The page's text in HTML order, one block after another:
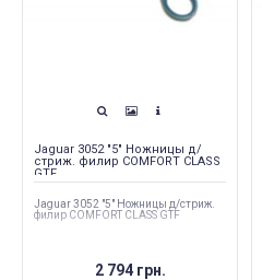
Jaguar 3052 "5" Ножницы д/
стриж. филир COMFORT CLASS
GTF
Jaguar 3052 "5" Ножницы д/стриж.
филир COMFORT CLASS GTF
2 794 грн.